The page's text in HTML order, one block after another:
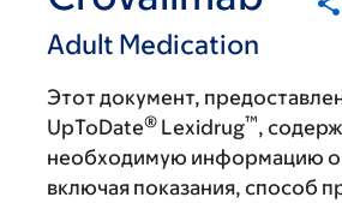
Adult Medication
Этот документ,
UpToDate® Lexidrug™,
необходимую информацию о
включая показания, способ